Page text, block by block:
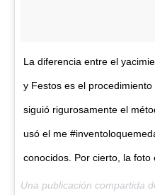
La diferencia entre el
y Festos es el
siguió rigurosamente el
usó el me
conocidos. Por cierto, la foto